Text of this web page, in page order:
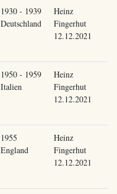
1930 - 1939
Deutschland
Heinz
Fingerhut
12.12.2021
1950 - 1959
Italien
Heinz
Fingerhut
12.12.2021
1955
England
Heinz
Fingerhut
12.12.2021